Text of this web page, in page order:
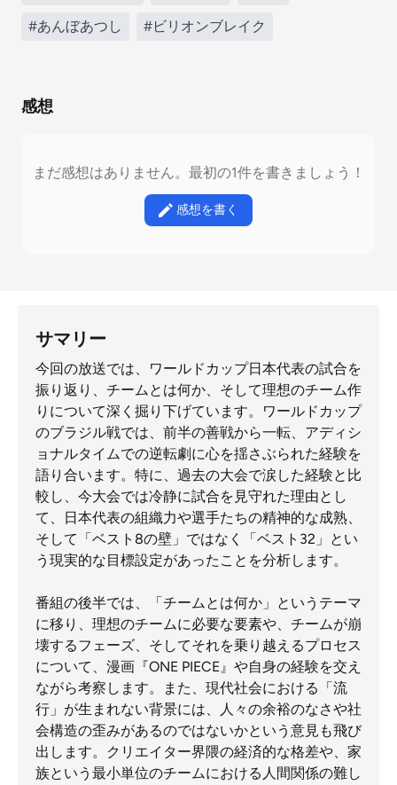
#あんぼあつし #ビリオンブレイク
感想
まだ感想はありません。最初の1件を書きましょう！
感想を書く
サマリー
今回の放送では、ワールドカップ日本代表の試合を
振り返り、チームとは何か、そして理想のチーム作
りについて深く掘り下げています。ワールドカップ
のブラジル戦では、前半の善戦から一転、アディシ
ョナルタイムでの逆転劇に心を揺さぶられた経験を
語り合います。特に、過去の大会で涙した経験と比
較し、今大会では冷静に試合を見守れた理由とし
て、日本代表の組織力や選手たちの精神的な成熟、
そして「ベスト8の壁」ではなく「ベスト32」とい
う現実的な目標設定があったことを分析します。
番組の後半では、「チームとは何か」というテーマ
に移り、理想のチームに必要な要素や、チームが崩
壊するフェーズ、そしてそれを乗り越えるプロセス
について、漫画『ONE PIECE』や自身の経験を交え
ながら考察します。また、現代社会における「流
行」が生まれない背景には、人々の余裕のなさや社
会構造の歪みがあるのではないかという意見も飛び
出します。クリエイター界隈の経済的な格差や、家
族という最小単位のチームにおける人間関係の難し